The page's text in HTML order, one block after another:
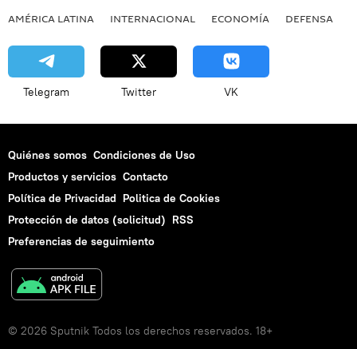
AMÉRICA LATINA INTERNACIONAL ECONOMÍA DEFENSA
Telegram Twitter VK
Quiénes somos Condiciones de Uso
Productos y servicios Contacto
Política de Privacidad Politica de Cookies
Protección de datos (solicitud) RSS
Preferencias de seguimiento
© 2026 Sputnik Todos los derechos reservados. 18+